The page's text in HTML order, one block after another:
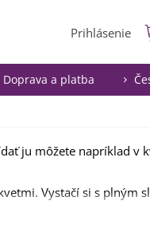
Prihlásenie
Doprava a platba
ju môžete napríklad v
Vystačí si s plným